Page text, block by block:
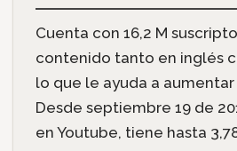
Cuenta con 16,2 M
contenido tanto en inglés
lo que le ayuda a aumentar
Desde septiembre 19 de
en Youtube, tiene hasta